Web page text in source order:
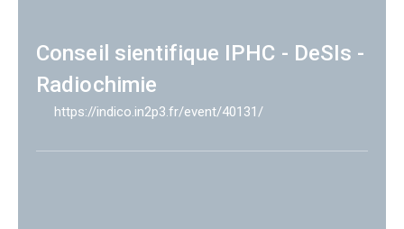
Conseil sientifique IPHC - DeSIs -
Radiochimie
https://indico.in2p3.fr/event/40131/